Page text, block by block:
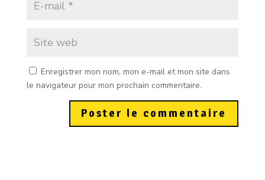
Enregistrer mon nom, mon e-mail et mon site dans
le navigateur pour mon prochain commentaire.